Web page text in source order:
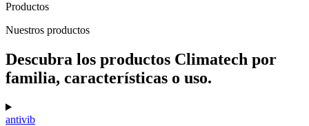
Productos
Noticias
ES
Productos
Nuestros productos
Descubra los productos Climatech por
familia, características o uso.
antivib